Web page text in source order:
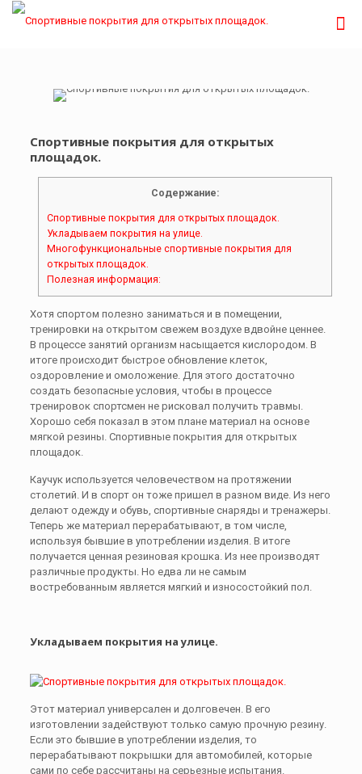
Спортивные покрытия для открытых
площадок.
Содержание:
Спортивные покрытия для открытых площадок.
Укладываем покрытия на улице.
Многофункциональные спортивные покрытия для
открытых площадок.
Полезная информация:
Хотя спортом полезно заниматься и в помещении,
тренировки на открытом свежем воздухе вдвойне ценнее.
В процессе занятий организм насыщается кислородом. В
итоге происходит быстрое обновление клеток,
оздоровление и омоложение. Для этого достаточно
создать безопасные условия, чтобы в процессе
тренировок спортсмен не рисковал получить травмы.
Хорошо себя показал в этом плане материал на основе
мягкой резины. Спортивные покрытия для открытых
площадок.
Каучук используется человечеством на протяжении
столетий. И в спорт он тоже пришел в разном виде. Из него
делают одежду и обувь, спортивные снаряды и тренажеры.
Теперь же материал перерабатывают, в том числе,
используя бывшие в употреблении изделия. В итоге
получается ценная резиновая крошка. Из нее производят
различные продукты. Но едва ли не самым
востребованным является мягкий и износостойкий пол.
Укладываем покрытия на улице.
Этот материал универсален и долговечен. В его
изготовлении задействуют только самую прочную резину.
Если это бывшие в употреблении изделия, то
перерабатывают покрышки для автомобилей, которые
сами по себе рассчитаны на серьезные испытания.